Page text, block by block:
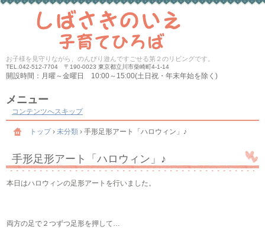
お子様を見守りながら、のんびり遊んですごせる第２のリビングです。
TEL. 042-512-7704 〒190-0023 東京都立川市柴崎町4-1-14
開設時間：月曜～金曜日 10:00～15:00(土日祝・年末年始を除く)
メニュー
コンテンツへスキップ
トップ › 未分類 › 手形足形アート「ハロウィン」♪
手形足形アート「ハロウィン」♪
本日はハロウィンの足形アートを行いました。
両方の足で２つずつ足形を押して…